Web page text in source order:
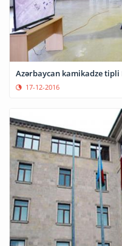
Azərbaycan kamikadze tipli
17-12-2016